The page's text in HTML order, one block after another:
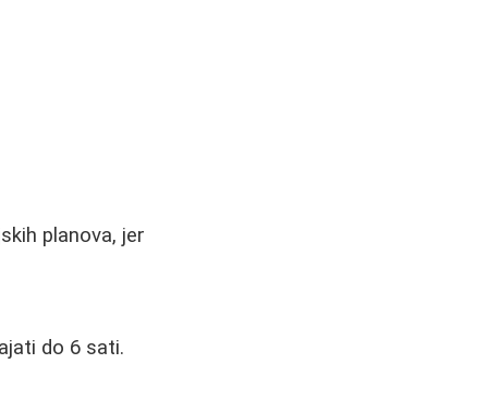
planova, jer
do 6 sati.